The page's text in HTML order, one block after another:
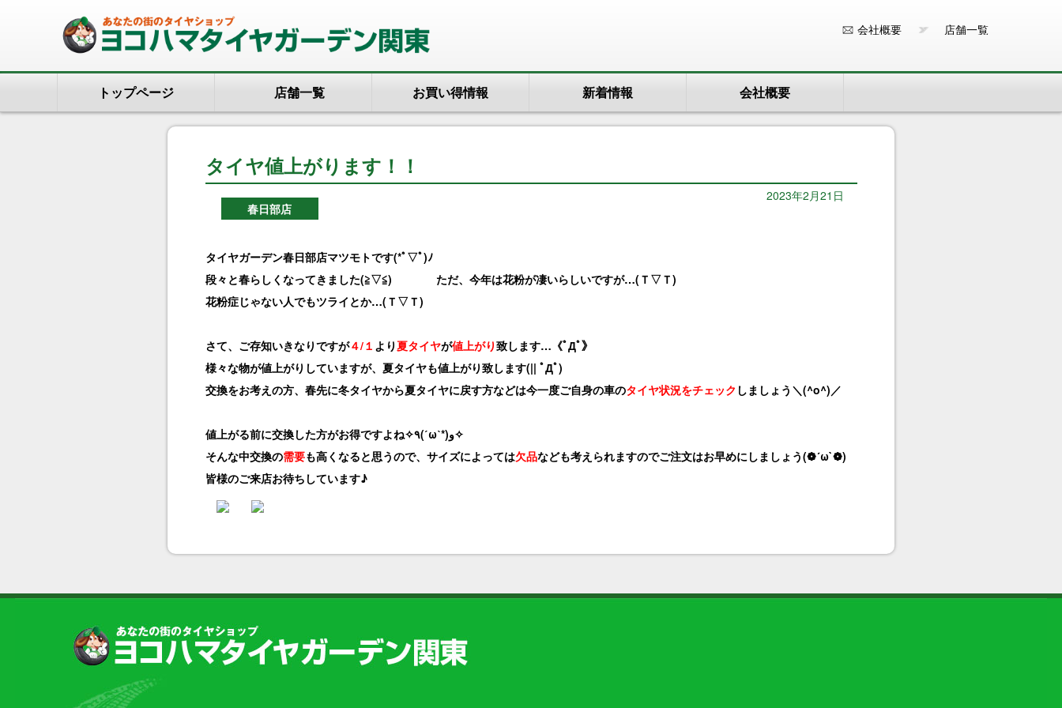
店舗一覧
会社概要
トップページ 店舗一覧 お買い得情報 新着情報 会社概要
タイヤ値上がります！！
春日部店
2023年2月21日
タイヤガーデン春日部店マツモトです(*ﾟ▽ﾟ)ﾉ
段々と春らしくなってきました(≧▽≦) ただ、今年は花粉が凄いらしいですが…(Ｔ▽Ｔ)
花粉症じゃない人でもツライとか…(Ｔ▽Ｔ)
さて、ご存知いきなりですが４/１ より夏タイヤが値上がり致します…《ﾟДﾟ》
様々な物が値上がりしていますが、夏タイヤも値上がり致します(|| ﾟДﾟ)
交換をお考えの方、春先に冬タイヤから夏タイヤに戻す方などは今一度ご自身の車のタイヤ状況をチェック しましょう＼(^o^)／
値上がる前に交換した方がお得ですよね✧٩(ˊωˋ*)و✧
そんな中交換の需要も高くなると思うので、サイズによっては欠品なども考えられますのでご注文はお早めにしましょう(❁´ω`❁)
皆様のご来店お待ちしています♪